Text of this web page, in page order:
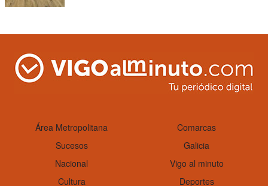
Área Metropolitana
Comarcas
Sucesos
Galicia
Nacional
Vigo al minuto
Cultura
Deportes